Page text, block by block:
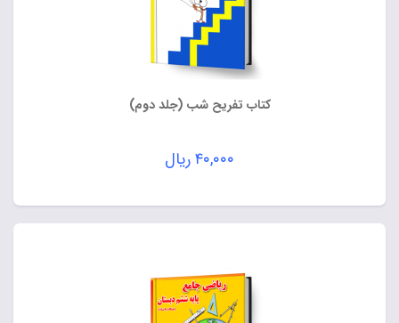
کتاب تفریح شب (جلد دوم)
۴۰,۰۰۰ریال